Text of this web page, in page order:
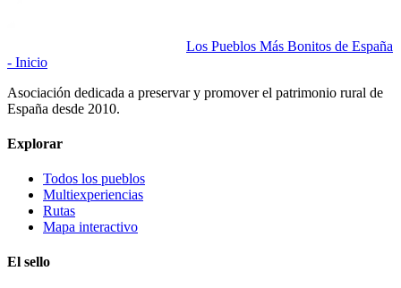
Los Pueblos Más Bonitos de España
- Inicio
Asociación dedicada a preservar y promover el patrimonio rural de
España desde 2010.
Explorar
Todos los pueblos
Multiexperiencias
Rutas
Mapa interactivo
El sello